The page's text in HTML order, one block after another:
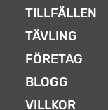
TILLFÄLLEN
TÄVLING
FÖRETAG
BLOGG
VILLKOR